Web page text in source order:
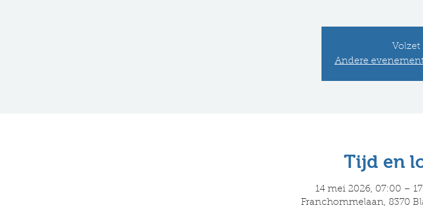
Volzet
Andere
Tijd en
14 mei 2026, 07:00 –
Franchommelaan, 8370